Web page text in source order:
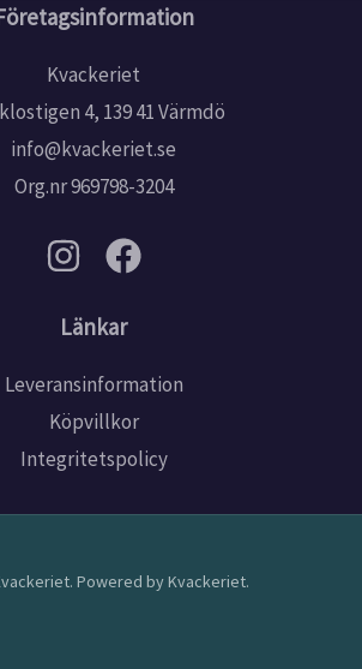
Kvackeriet
4, 139 41 Värmdö
info@kvackeriet.se
Org.nr 969798-3204
Länkar
Leveransinformation
Köpvillkor
Integritetspolicy
Powered by Kvackeriet.